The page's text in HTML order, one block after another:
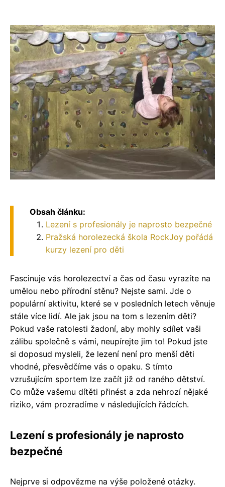
Obsah článku:
Lezení s profesionály je naprosto bezpečné
Pražská horolezecká škola RockJoy pořádá
kurzy lezení pro děti
Fascinuje vás horolezectví a čas od času vyrazíte na
umělou nebo přírodní stěnu? Nejste sami. Jde o
populární aktivitu, které se v posledních letech věnuje
stále více lidí. Ale jak jsou na tom s lezením děti?
Pokud vaše ratolesti žadoní, aby mohly sdílet vaši
zálibu společně s vámi, neupírejte jim to! Pokud jste
si doposud mysleli, že lezení není pro menší děti
vhodné, přesvědčíme vás o opaku. S tímto
vzrušujícím sportem lze začít již od raného dětství.
Co může vašemu dítěti přinést a zda nehrozí nějaké
riziko, vám prozradíme v následujících řádcích.
Lezení s profesionály je naprosto
bezpečné
Nejprve si odpovězme na výše položené otázky.